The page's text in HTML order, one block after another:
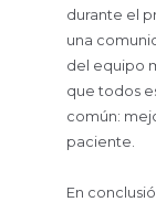
durante el
una
del equipo
que todos
común:
paciente.
En